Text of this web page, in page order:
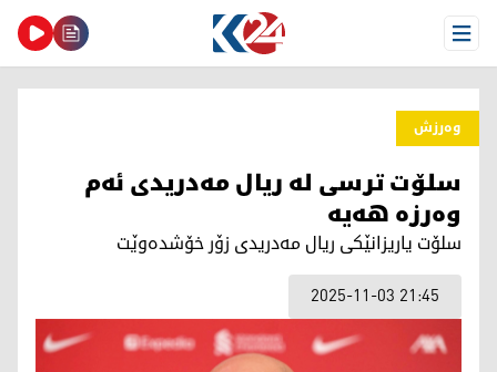
Open Menu
وەرزش
سلۆت ترسی لە ریال مەدریدی ئەم
وەرزە هەیە
سلۆت یاریزانێكی ریال مەدریدی زۆر خۆشدەوێت
2025-11-03 21:45